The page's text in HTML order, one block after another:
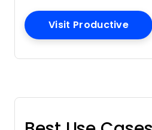
Visit Productive